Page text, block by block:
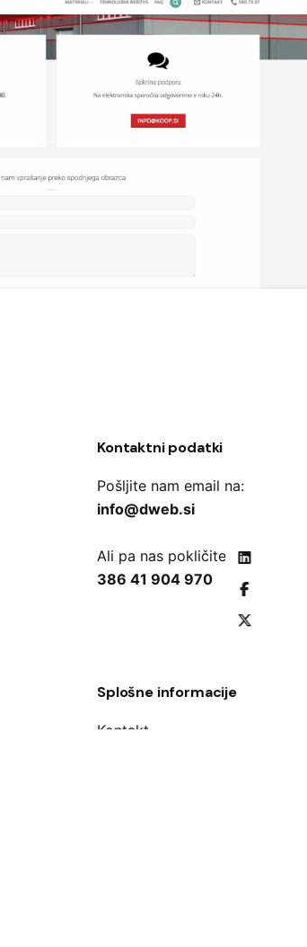
Kontaktni podatki
Pošljite nam email na:
info@dweb.si
Ali pa nas pokličite na:
386 41 904 970
Splošne informacije
Kontakt